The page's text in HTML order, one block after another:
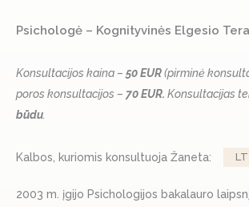
Psichologė – Kognityvinės Elgesio
Konsultacijos kaina – 50EUR(pirminė
poros konsultacijos – 70 EUR. Konsultacijas
būdu
Kalbos, kuriomis konsultuoja Žaneta: LT
2003 m. įgijo Psichologijos bakalauro